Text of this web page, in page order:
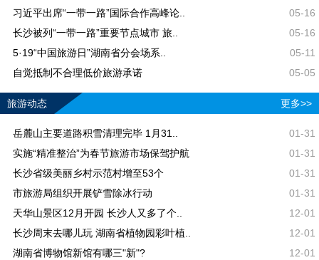
习近平出席“一带一路”国际合作高峰论..
05-16
长沙被列“一带一路”重要节点城市 旅..
05-16
5·19“中国旅游日”湖南省分会场系..
05-11
自觉抵制不合理低价旅游承诺
05-05
旅游动态 更多>>
岳麓山主要道路积雪清理完毕 1月31..
01-31
实施“精准整治”为春节旅游市场保驾护航
01-31
长沙省级美丽乡村示范村增至53个
01-31
市旅游局组织开展铲雪除冰行动
01-31
天华山景区12月开园 长沙人又多了个..
12-01
长沙周末去哪儿玩 湖南省植物园彩叶植..
12-01
湖南省博物馆新馆有哪三"新"?
12-01